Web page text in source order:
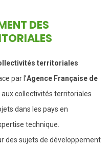
DES
territoriales
par l’Agence Française de
collectivités territoriales
dans les pays en
technique.
des sujets de développement